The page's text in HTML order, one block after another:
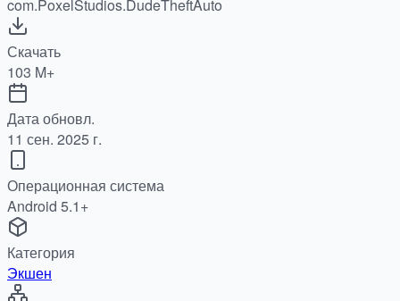
com.PoxelStudios.DudeTheftAuto
Скачать
103 M+
Дата обновл.
11 сен. 2025 г.
Операционная система
Android 5.1+
Категория
Экшен